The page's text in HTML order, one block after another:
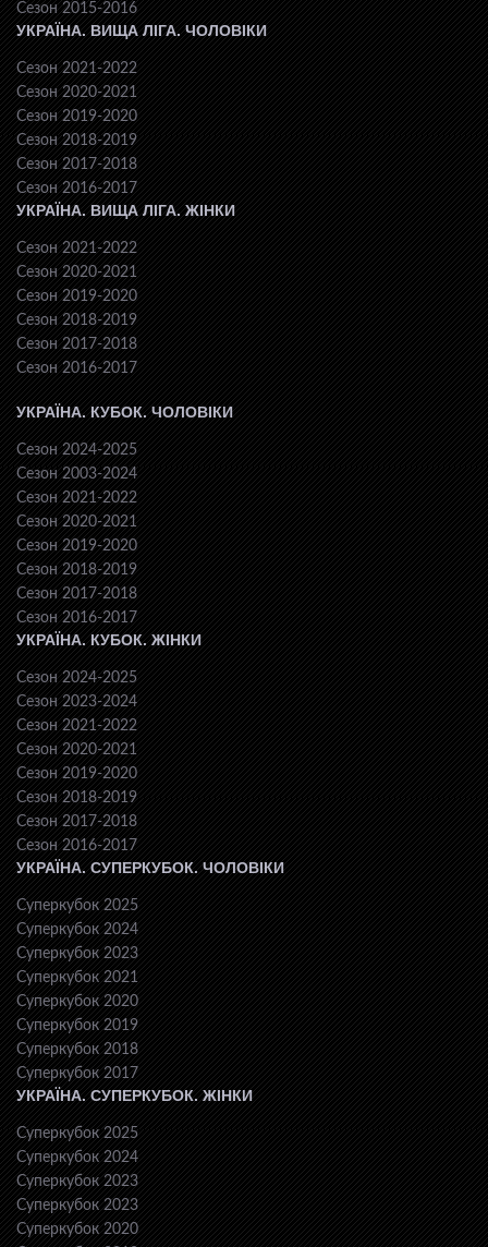
Сезон 2015-2016
УКРАЇНА. ВИЩА ЛІГА. ЧОЛОВІКИ
Сезон 2021-2022
Сезон 2020-2021
Сезон 2019-2020
Сезон 2018-2019
Сезон 2017-2018
Сезон 2016-2017
УКРАЇНА. ВИЩА ЛІГА. ЖІНКИ
Сезон 2021-2022
Сезон 2020-2021
Сезон 2019-2020
Сезон 2018-2019
Сезон 2017-2018
Сезон 2016-2017
УКРАЇНА. КУБОК. ЧОЛОВІКИ
Сезон 2024-2025
Сезон 2003-2024
Сезон 2021-2022
Сезон 2020-2021
Сезон 2019-2020
Сезон 2018-2019
Сезон 2017-2018
Сезон 2016-2017
УКРАЇНА. КУБОК. ЖІНКИ
Сезон 2024-2025
Сезон 2023-2024
Сезон 2021-2022
Сезон 2020-2021
Сезон 2019-2020
Сезон 2018-2019
Сезон 2017-2018
Сезон 2016-2017
УКРАЇНА. СУПЕРКУБОК. ЧОЛОВІКИ
Суперкубок 2025
Суперкубок 2024
Суперкубок 2023
Суперкубок 2021
Суперкубок 2020
Суперкубок 2019
Суперкубок 2018
Суперкубок 2017
УКРАЇНА. СУПЕРКУБОК. ЖІНКИ
Суперкубок 2025
Суперкубок 2024
Суперкубок 2023
Суперкубок 2023
Суперкубок 2020